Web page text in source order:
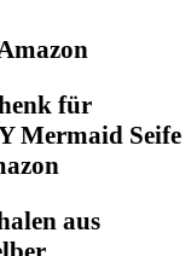
für
Mermaid Seife